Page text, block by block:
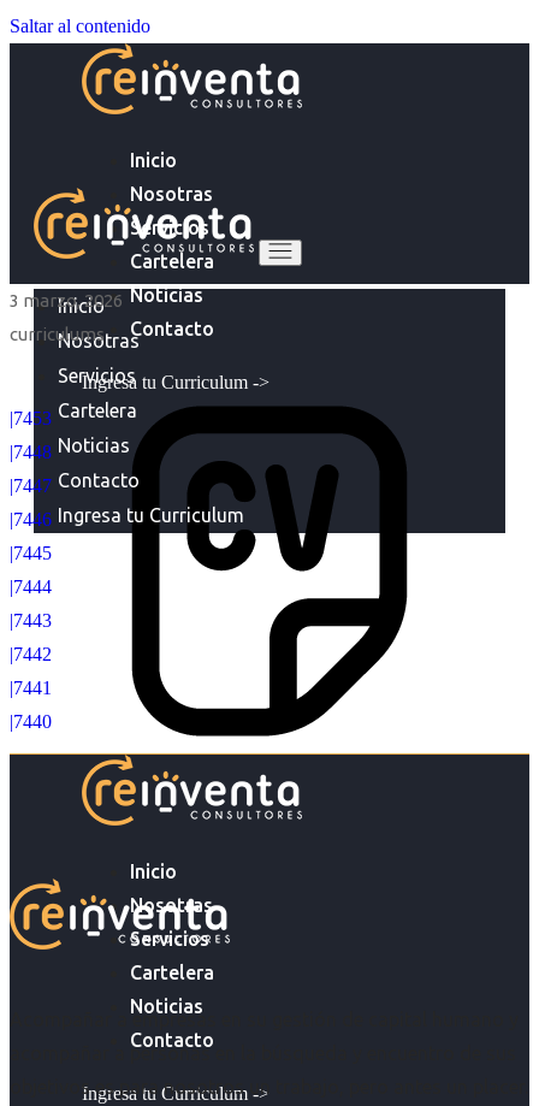
Saltar al contenido
Inicio
Nosotras
Servicios
Cartelera
Noticias
Contacto
Ingresa tu Curriculum ->
Inicio
Nosotras
Servicios
Cartelera
Noticias
Contacto
Ingresa tu Curriculum ->
Inicio
Nosotras
Servicios
Cartelera
Noticias
Contacto
Ingresa tu Curriculum
3 marzo, 2026
curriculums
|7453
|7448
|7447
|7446
|7445
|7444
|7443
|7442
|7441
|7440
Acompañar a empresas en su gestión de capital humano y
acompañar a personas en la búsqueda y encuentro de sus
objetivos es para nosotros un trabajo, pero antes un placer.